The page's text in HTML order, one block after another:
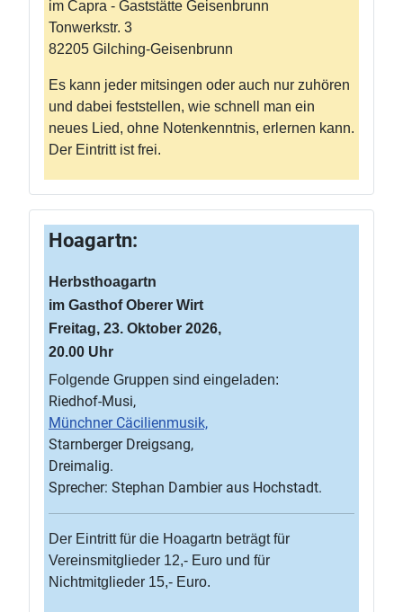
im Capra - Gaststätte Geisenbrunn
Tonwerkstr. 3
82205 Gilching-Geisenbrunn
Es kann jeder mitsingen oder auch nur zuhören
und dabei feststellen, wie schnell man ein
neues Lied, ohne Notenkenntnis, erlernen kann.
Der Eintritt ist frei.
Hoagartn:
Herbsthoagartn
im Gasthof Oberer Wirt
Freitag, 23. Oktober 2026,
20.00 Uhr
Folgende Gruppen sind eingeladen:
Riedhof-Musi,
Münchner Cäcilienmusik,
Starnberger Dreigsang,
Dreimalig.
Sprecher: Stephan Dambier aus Hochstadt.
Der Eintritt für die Hoagartn beträgt für
Vereinsmitglieder 12,- Euro und für
Nichtmitglieder 15,- Euro.